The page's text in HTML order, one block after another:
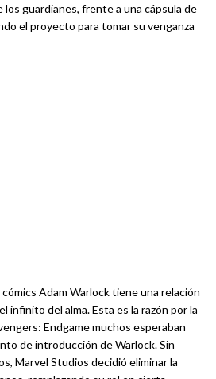
los guardianes, frente a una cápsula de
el proyecto para tomar su venganza
Adam Warlock tiene una relación
infinito del alma. Esta es la razón por la
Endgame muchos esperaban
de introducción de Warlock. Sin
Marvel Studios decidió eliminar la